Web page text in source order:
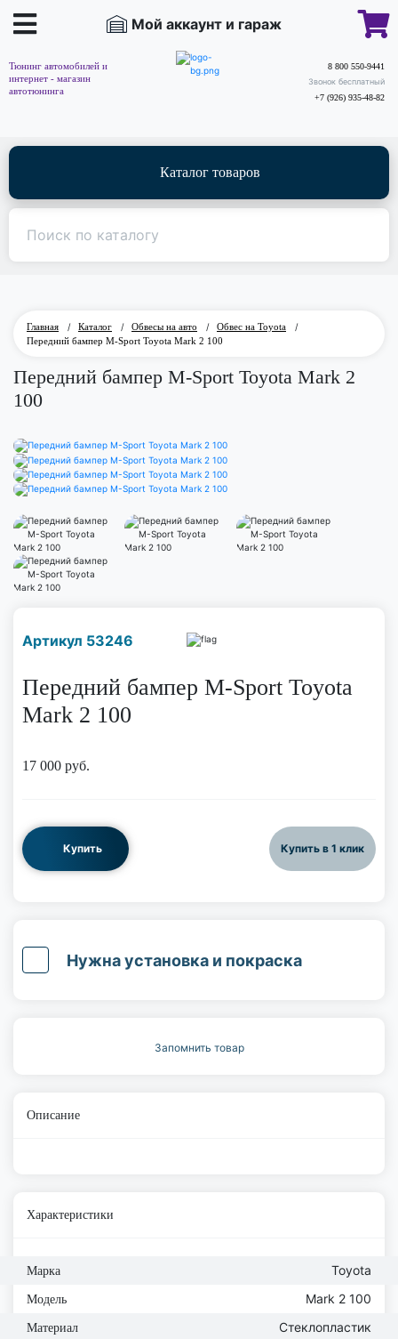
Мой аккаунт и гараж
Тюнинг автомобилей и
интернет - магазин
автотюнинга
8 800 550-9441
Звонок бесплатный
+7 (926) 935-48-82
Каталог товаров
Главная / Каталог / Обвесы на авто / Обвес на Toyota
/
Передний бампер M-Sport Toyota Mark 2 100
Передний бампер M-Sport Toyota Mark 2
100
Артикул 53246
Передний бампер M-Sport Toyota
Mark 2 100
17 000 руб.
Купить Купить в 1 клик
Нужна установка и покраска
Запомнить товар
Описание
Характеристики
Марка Toyota
Модель Mark 2 100
Материал Стеклопластик